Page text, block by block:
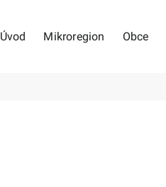
Úvod Mikroregion Obce